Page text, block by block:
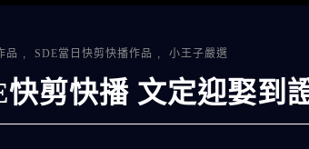
品 , SDE當日快剪快播作品 , 小王子嚴選
快剪快播 文定迎娶到